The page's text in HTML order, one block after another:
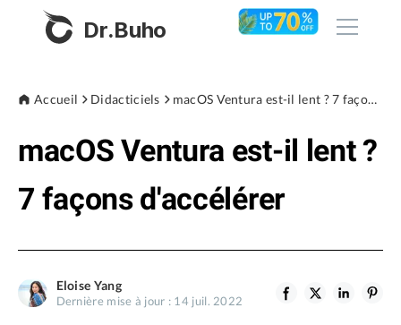
Dr.Buho
Produits
BuhoUnlocker
BuhoRepair
BuhoNTFS
Boutique
Accueil Didacticiels macOS Ventura est-il lent ? 7 façons d'accélérer
macOS Ventura est-il lent ?
7 façons d'accélérer
Eloise Yang
Dernière mise à jour : 14 juil. 2022